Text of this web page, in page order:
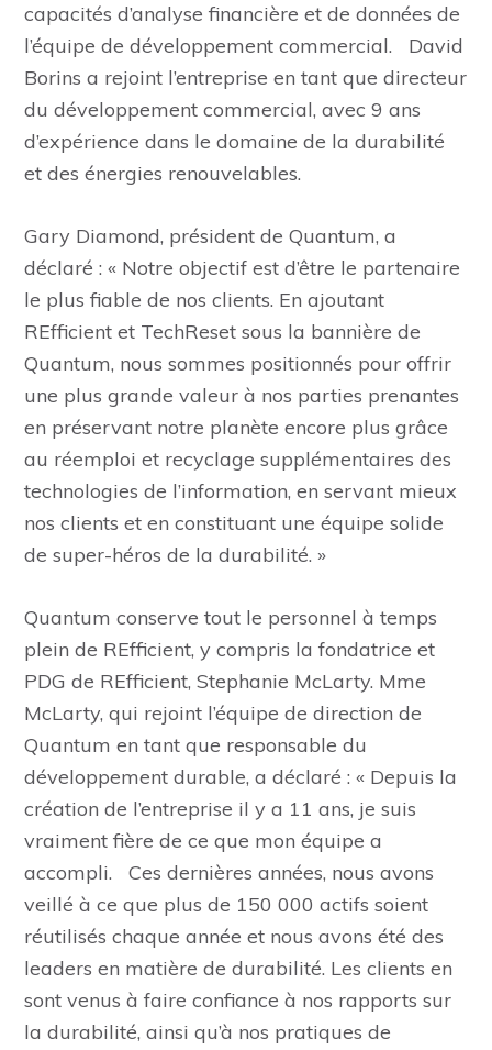
capacités d’analyse financière et de données de
l’équipe de développement commercial. David
Borins a rejoint l’entreprise en tant que directeur
du développement commercial, avec 9 ans
d’expérience dans le domaine de la durabilité
et des énergies renouvelables.
Gary Diamond, président de Quantum, a
déclaré : « Notre objectif est d’être le partenaire
le plus fiable de nos clients. En ajoutant
REfficient et TechReset sous la bannière de
Quantum, nous sommes positionnés pour offrir
une plus grande valeur à nos parties prenantes
en préservant notre planète encore plus grâce
au réemploi et recyclage supplémentaires des
technologies de l’information, en servant mieux
nos clients et en constituant une équipe solide
de super-héros de la durabilité. »
Quantum conserve tout le personnel à temps
plein de REfficient, y compris la fondatrice et
PDG de REfficient, Stephanie McLarty. Mme
McLarty, qui rejoint l’équipe de direction de
Quantum en tant que responsable du
développement durable, a déclaré : « Depuis la
création de l’entreprise il y a 11 ans, je suis
vraiment fière de ce que mon équipe a
accompli. Ces dernières années, nous avons
veillé à ce que plus de 150 000 actifs soient
réutilisés chaque année et nous avons été des
leaders en matière de durabilité. Les clients en
sont venus à faire confiance à nos rapports sur
la durabilité, ainsi qu’à nos pratiques de